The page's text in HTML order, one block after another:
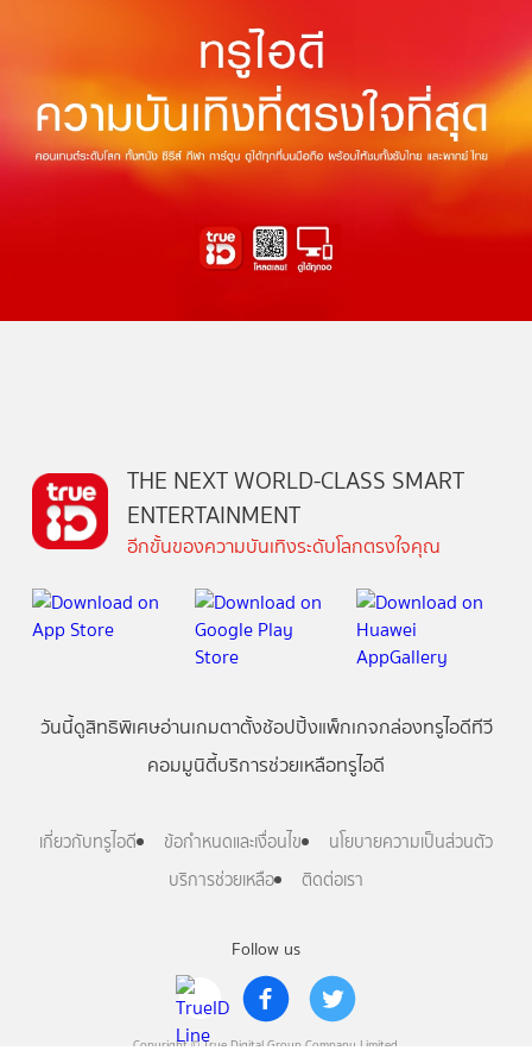
Follow us
Copyright © True Digital Group Company Limited.
THE NEXT WORLD-CLASS SMART
ENTERTAINMENT
อีกขั้นของความบันเทิงระดับโลกตรงใจคุณ
วันนี้ดูสิทธิพิเศษอ่านเกมตาตั้งช้อปปิ้งแพ็กเกจกล่องทรูไอดีทีวี
คอมมูนิตี้บริการช่วยเหลือทรูไอดี
เกี่ยวกับทรูไอดี ข้อกำหนดและเงื่อนไข
นโยบายความเป็นส่วนตัว
บริการช่วยเหลือ
ติดต่อเรา